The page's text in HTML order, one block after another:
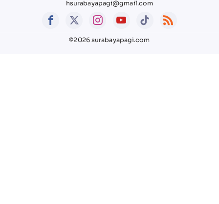
hsurabayapagi@gmail.com
©2026 surabayapagi.com